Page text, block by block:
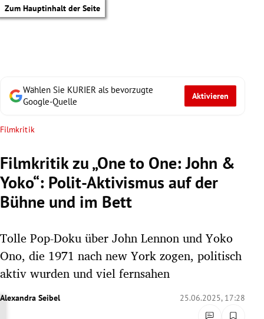
Zum Hauptinhalt der Seite
Untermenü
Untermenü
Untermenü
Wählen Sie KURIER als bevorzugte
Google-Quelle
Aktivieren
Filmkritik
Filmkritik zu „One to One: John &
Yoko“: Polit-Aktivismus auf der
Bühne und im Bett
Tolle Pop-Doku über John Lennon und Yoko
Ono, die 1971 nach new York zogen, politisch
aktiv wurden und viel fernsahen
Alexandra Seibel 25.06.2025, 17:28